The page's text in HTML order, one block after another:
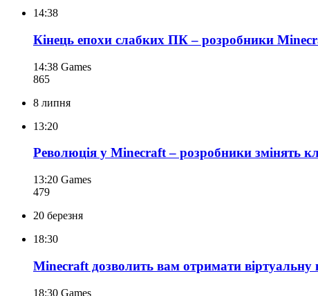
14:38
Кінець епохи слабких ПК – розробники
14:38 Games
865
8 липня
13:20
Революція у Minecraft – розробники змінять
13:20 Games
479
20 березня
18:30
Minecraft дозволить вам отримати віртуальну
18:30 Games